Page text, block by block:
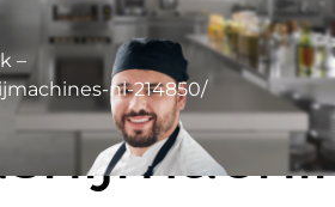
–
nl-214850/